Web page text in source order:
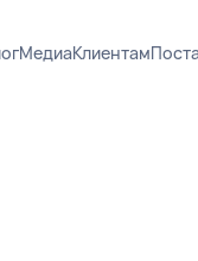
МедиаКлиентам